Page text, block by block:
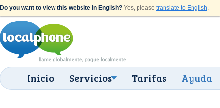
Do you want to view this website in English? Yes, please translate to English.
Inicio Servicios Tarifas Ayuda